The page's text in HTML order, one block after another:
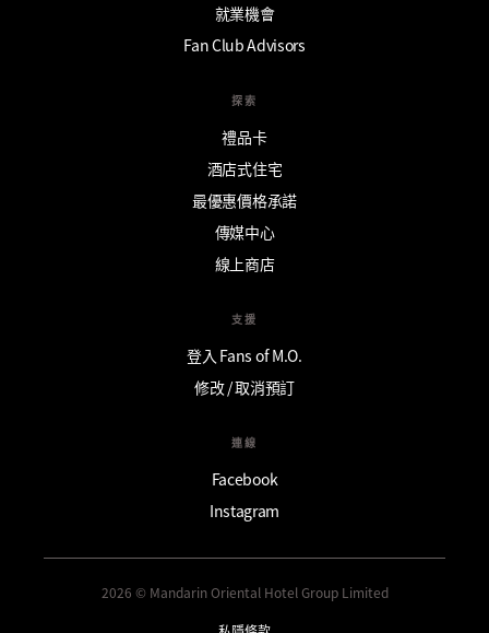
就業機會
Fan Club Advisors
探索
禮品卡
酒店式住宅
最優惠價格承諾
傳媒中心
線上商店
支援
登入 Fans of M.O.
修改 / 取消預訂
連線
Facebook
Instagram
2026 © Mandarin Oriental Hotel Group Limited